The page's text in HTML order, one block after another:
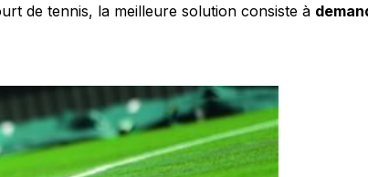
de tennis, la meilleure solution consiste à